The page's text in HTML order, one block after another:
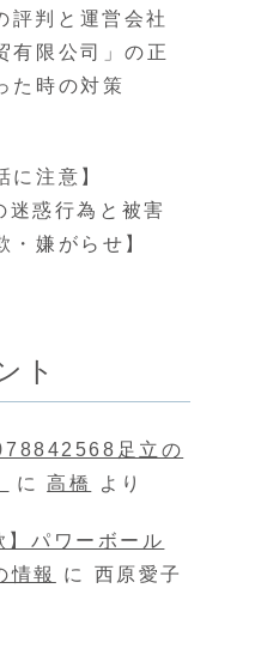
判と運営会社
有限公司」の正
た時の対策
に注意】
惑行為と被害
・嫌がらせ】
ト
足立の
に高橋 より
】パワーボール
情報
に 西原愛子